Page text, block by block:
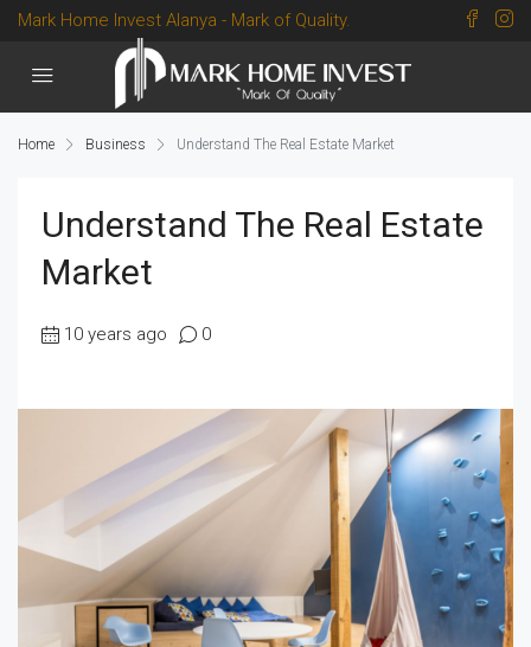
Mark Home Invest Alanya - Mark of Quality.
Home Business Understand The Real Estate Market
Understand The Real Estate
Market
10 years ago 0